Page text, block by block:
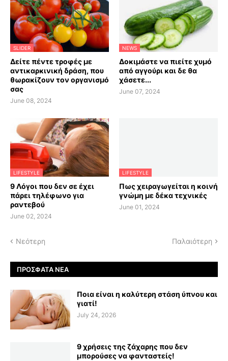
SLIDER
Δείτε πέντε τροφές με
αντικαρκινική δράση, που
θωρακίζουν τον οργανισμό
σας
June 08, 2024
NEWS
Δοκιμάστε να πιείτε χυμό
από αγγούρι και δε θα
χάσετε...
June 07, 2024
LIFESTYLE
9 Λόγοι που δεν σε έχει
πάρει τηλέφωνο για
ραντεβού
June 02, 2024
LIFESTYLE
Πως χειραγωγείται η κοινή
γνώμη με δέκα τεχνικές
June 01, 2024
Νεότερη Παλαιότερη
ΠΡΌΣΦΑΤΑ ΝΈΑ
Ποια είναι η καλύτερη στάση ύπνου και
γιατί!
July 24, 2026
9 χρήσεις της ζάχαρης που δεν
μπορούσες να φανταστείς!